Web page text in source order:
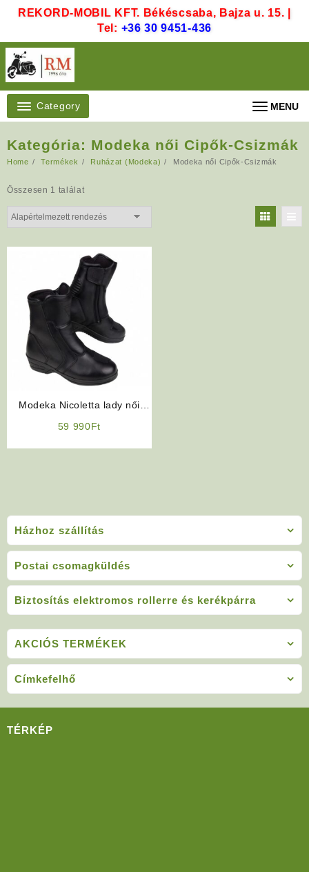
REKORD-MOBIL KFT. Békéscsaba, Bajza u. 15. |
Tel: +36 30 9451-436
Category MENU
Házhoz szállítás
Postai csomagküldés
Biztosítás elektromos rollerre és kerékpárra
Kategória: Modeka női Cipők-Csizmák
Home Termékek Ruházat (Modeka) Modeka női Cipők-Csizmák
Összesen 1 találat
Modeka Nicoletta lady női
59 990Ft
AKCIÓS TERMÉKEK
Címkefelhő
TÉRKÉP